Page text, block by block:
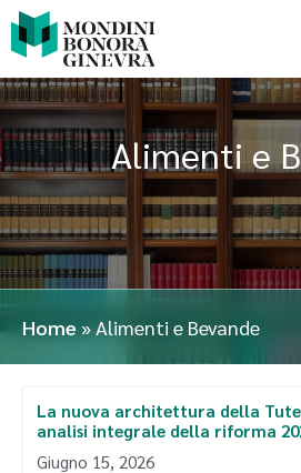
Alimenti e
Home »Alimenti e Bevande
La nuova architettura della
analisi integrale della riforma
Giugno 15, 2026